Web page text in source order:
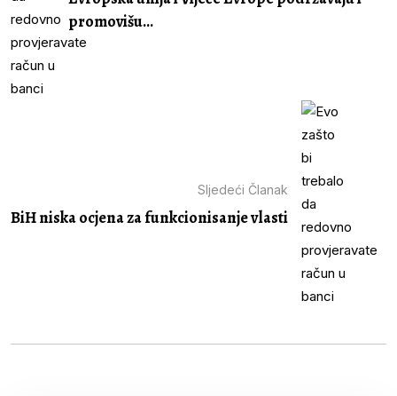
promovišu...
Sljedeći Članak
BiH niska ocjena za funkcionisanje vlasti